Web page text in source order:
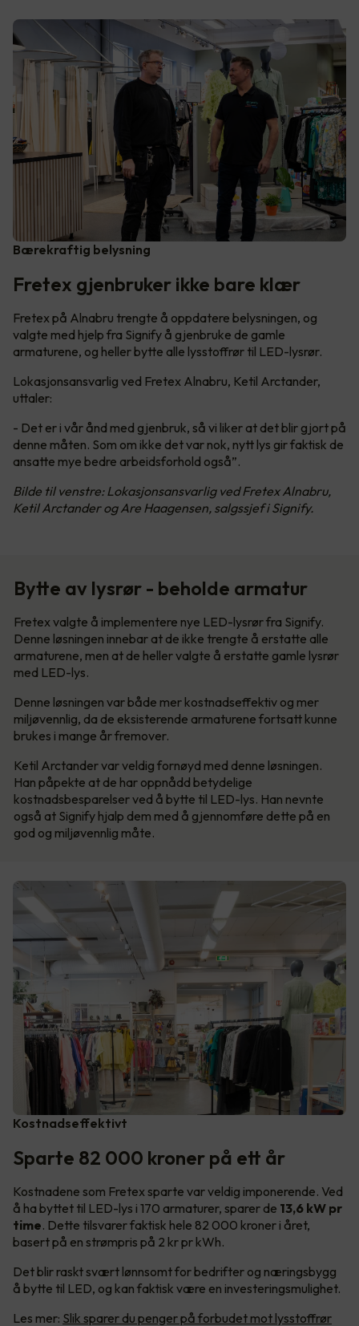
Bærekraftig belysning
Fretex gjenbruker ikke bare klær
Fretex på Alnabru trengte å oppdatere belysningen, og
valgte med hjelp fra Signify å gjenbruke de gamle
armaturene, og heller bytte alle lysstoffrør til LED-lysrør.
Lokasjonsansvarlig ved Fretex Alnabru, Ketil Arctander,
uttaler:
- Det er i vår ånd med gjenbruk, så vi liker at det blir gjort på
denne måten. Som om ikke det var nok, nytt lys gir faktisk de
ansatte mye bedre arbeidsforhold også”.
Bilde til venstre: Lokasjonsansvarlig ved Fretex Alnabru,
Ketil Arctander og Are Haagensen, salgssjef i Signify.
Bytte av lysrør - beholde armatur
Fretex valgte å implementere nye LED-lysrør fra Signify.
Denne løsningen innebar at de ikke trengte å erstatte alle
armaturene, men at de heller valgte å erstatte gamle lysrør
med LED-lys.
Denne løsningen var både mer kostnadseffektiv og mer
miljøvennlig, da de eksisterende armaturene fortsatt kunne
brukes i mange år fremover.
Ketil Arctander var veldig fornøyd med denne løsningen.
Han påpekte at de har oppnådd betydelige
kostnadsbesparelser ved å bytte til LED-lys. Han nevnte
også at Signify hjalp dem med å gjennomføre dette på en
god og miljøvennlig måte.
Kostnadseffektivt
Sparte 82 000 kroner på ett år
Kostnadene som Fretex sparte var veldig imponerende. Ved
å ha byttet til LED-lys i 170 armaturer, sparer de 13,6 kW pr
time. Dette tilsvarer faktisk hele 82 000 kroner i året,
basert på en strømpris på 2 kr pr kWh.
Det blir raskt svært lønnsomt for bedrifter og næringsbygg
å bytte til LED, og kan faktisk være en investeringsmulighet.
Les mer: Slik sparer du penger på forbudet mot lysstoffrør